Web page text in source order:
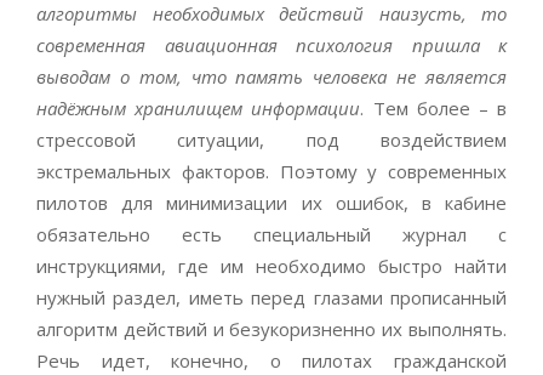
алгоритмы необходимых действий наизусть, то
современная авиационная психология пришла к
выводам о том, что память человека не является
надёжным хранилищем информации. Тем более – в
стрессовой ситуации, под воздействием
экстремальных факторов. Поэтому у современных
пилотов для минимизации их ошибок, в кабине
обязательно есть специальный журнал с
инструкциями, где им необходимо быстро найти
нужный раздел, иметь перед глазами прописанный
алгоритм действий и безукоризненно их выполнять.
Речь идет, конечно, о пилотах гражданской